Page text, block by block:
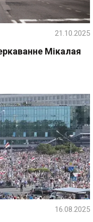
Мікалая
21.10.2025
16.08.2025